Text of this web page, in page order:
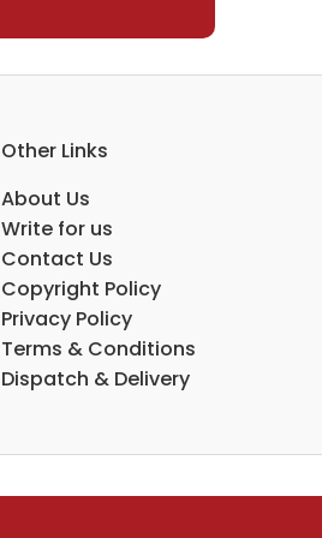
Other Links
About Us
Write for us
Contact Us
Copyright Policy
Privacy Policy
Terms & Conditions
Dispatch & Delivery